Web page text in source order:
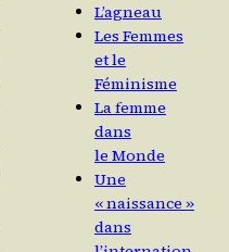
L’agneau
Les Femmes
et le
Féminisme
La femme
dans
le Monde
Une
« naissance »
dans